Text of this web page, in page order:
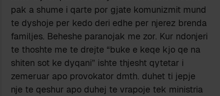
pak a shume i qarte por gjate komunizmit mund
te dyshoje per kedo deri edhe per njerez brenda
familjes. Beheshe paranojak me zor. Kur ndonjeri
te thoshte me te drejte “buke e keqe kjo qe na
shiten sot ke dyqani” ishte thjesht qytetar i
zemeruar apo provokator dmth. duhet ti jepje
nje te qeshur apo duhej te vrapoje tek ministria